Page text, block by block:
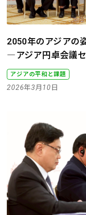
2050年のアジアの
―アジア円卓会議
アジアの平和と課題
2026年3月10日